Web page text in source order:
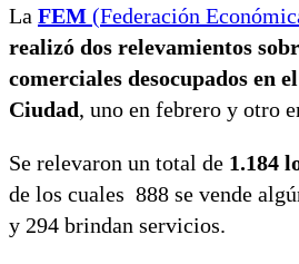
La FEM (Federación
realizó dos relevamientos
comerciales desocupados en
Ciudad, uno en febrero y otro
Se relevaron un total de 1.184
de los cuales 888 se vende
y 294 brindan servicios.